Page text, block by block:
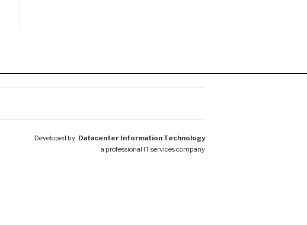
Developed by: Datacenter Information Technology
a professional IT services company